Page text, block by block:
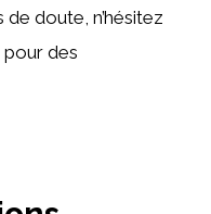
doute, n’hésitez
pour des